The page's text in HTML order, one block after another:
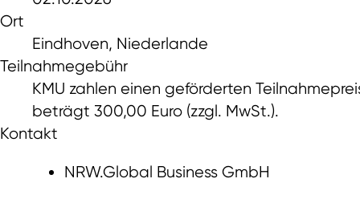
Ort
Eindhoven, Niederlande
Teilnahmegebühr
KMU zahlen einen geförderten
beträgt 300,00 Euro (zzgl. MwSt.).
Kontakt
NRW.Global Business GmbH